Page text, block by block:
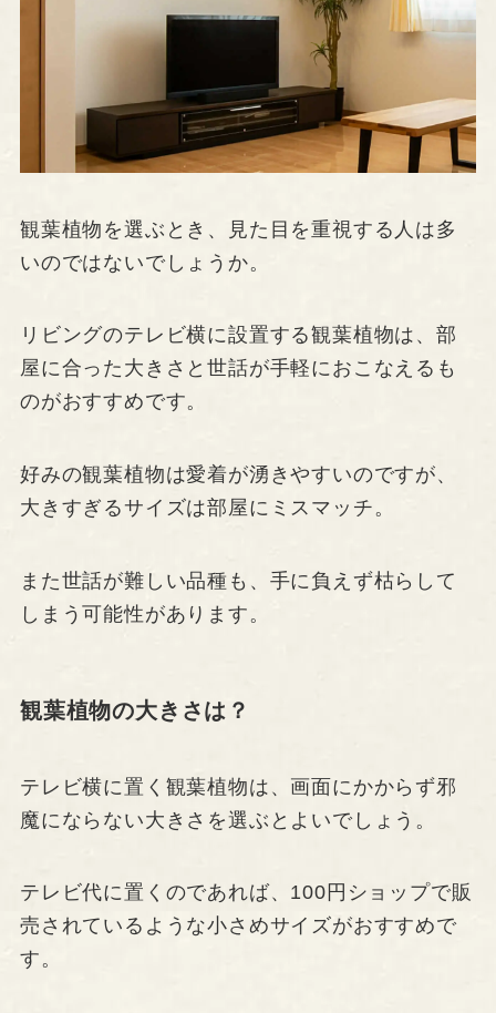
観葉植物を選ぶとき、見た目を重視する人は多
いのではないでしょうか。
リビングのテレビ横に設置する観葉植物は、部
屋に合った大きさと世話が手軽におこなえるも
のがおすすめです。
好みの観葉植物は愛着が湧きやすいのですが、
大きすぎるサイズは部屋にミスマッチ。
また世話が難しい品種も、手に負えず枯らして
しまう可能性があります。
観葉植物の大きさは？
テレビ横に置く観葉植物は、画面にかからず邪
魔にならない大きさを選ぶとよいでしょう。
テレビ代に置くのであれば、100円ショップで販
売されているような小さめサイズがおすすめで
す。